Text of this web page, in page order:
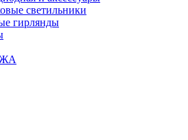
светильники
гирлянды